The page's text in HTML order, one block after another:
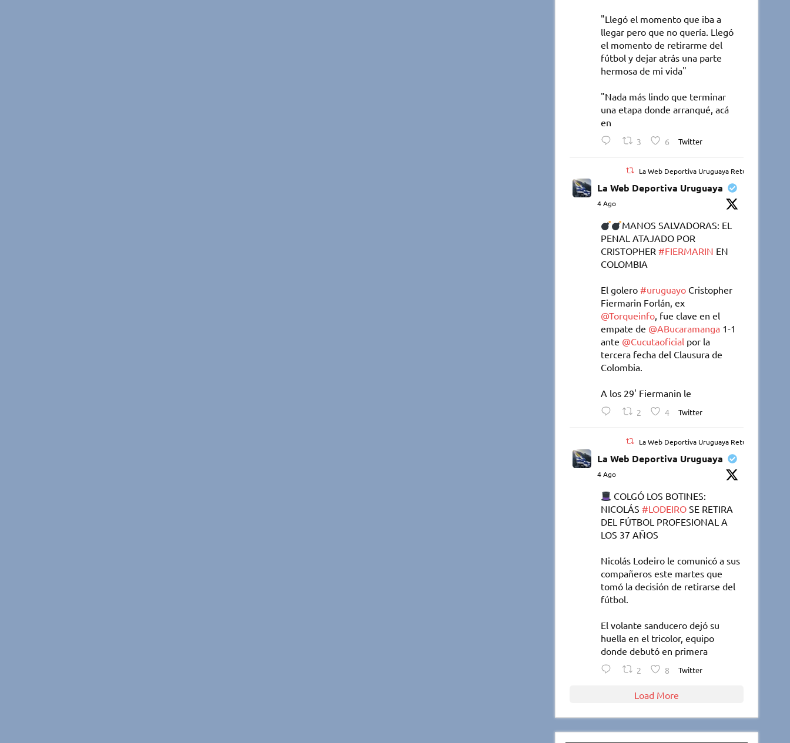
"Llegó el momento que iba a
llegar pero que no quería. Llegó
el momento de retirarme del
fútbol y dejar atrás una parte
hermosa de mi vida"
"Nada más lindo que terminar
una etapa donde arranqué, acá
en
3 6 Twitter
La Web Deportiva Uruguaya Retuiteado
La Web Deportiva Uruguaya
4 Ago
MANOS SALVADORAS: EL
PENAL ATAJADO POR
CRISTOPHER#FIERMARIN EN
COLOMBIA
El golero#uruguayo Cristopher
Fiermarin Forlán, ex
@Torqueinfo, fue clave en el
empate de @ABucaramanga 1-1
ante @Cucutaoficial por la
tercera fecha del Clausura de
Colombia.
A los 29' Fiermanin le
2 4 Twitter
La Web Deportiva Uruguaya Retuiteado
La Web Deportiva Uruguaya
4 Ago
COLGÓ LOS BOTINES:
NICOLÁS#LODEIRO SE RETIRA
DEL FÚTBOL PROFESIONAL A
LOS 37 AÑOS
Nicolás Lodeiro le comunicó a sus
compañeros este martes que
tomó la decisión de retirarse del
fútbol.
El volante sanducero dejó su
huella en el tricolor, equipo
donde debutó en primera
2 8 Twitter
Load More